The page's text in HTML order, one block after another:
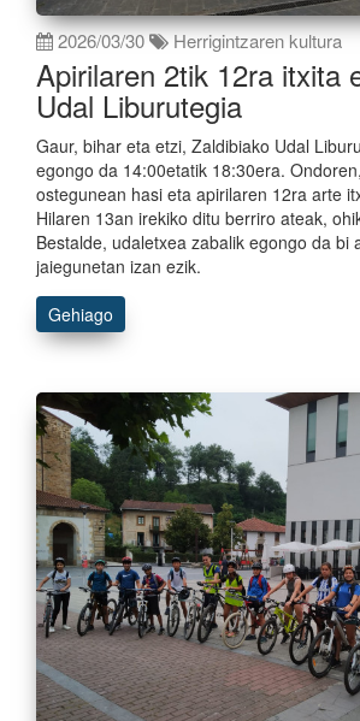
2026/03/30 Herrigintzaren kultura
Apirilaren 2tik 12ra itxita
Udal Liburutegia
Gaur, bihar eta etzi, Zaldibiako Udal
egongo da 14:00etatik 18:30era.
ostegunean hasi eta apirilaren 12ra arte
Hilaren 13an irekiko ditu berriro ateak,
Bestalde, udaletxea zabalik egongo da bi
jaiegunetan izan ezik.
Gehiago